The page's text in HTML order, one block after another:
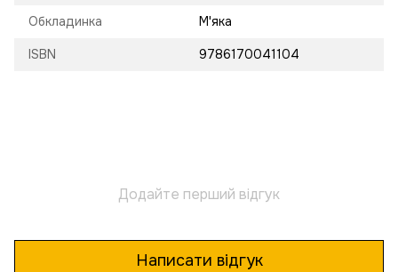
Обкладинка М'яка
ISBN 9786170041104
Додайте перший відгук
Написати відгук